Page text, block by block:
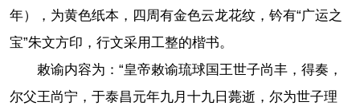
年），为黄色纸本，四周有金色云龙花纹，钤有“广运之
宝”朱文方印，行文采用工整的楷书。
敕谕内容为：“皇帝敕谕琉球国王世子尚丰，得奏，
尔父王尚宁，于泰昌元年九月十九日薨逝，尔为世子理